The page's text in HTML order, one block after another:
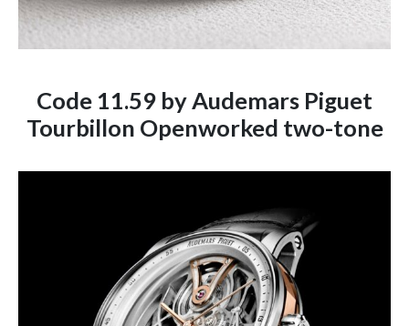
Code 11.59 by Audemars Piguet
Tourbillon Openworked two-tone